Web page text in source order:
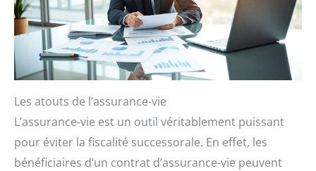
Les atouts de l’assurance-vie
L’assurance-vie est un outil véritablement puissant
pour éviter la fiscalité successorale. En effet, les
bénéficiaires d’un contrat d’assurance-vie peuvent